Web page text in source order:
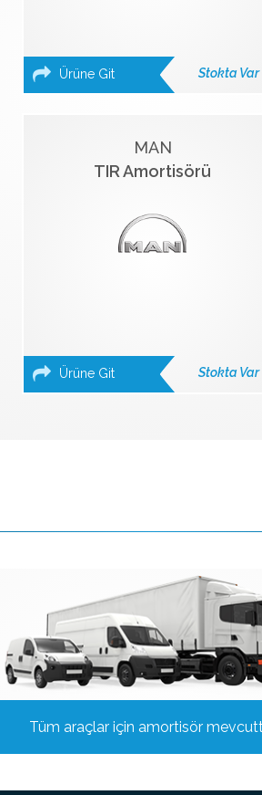
Ürüne Git Stokta Var
MAN
TIR Amortisörü
Ürüne Git Stokta Var
Tüm araçlar için amortisör